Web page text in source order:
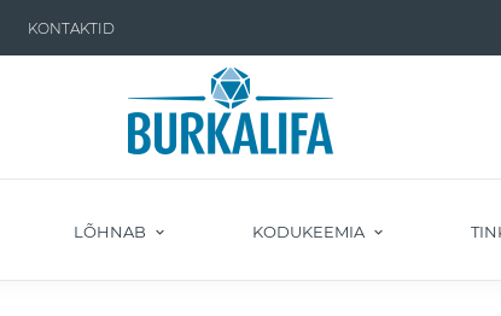
KONTAKTID
LÕHNAB KODUKEEMIA